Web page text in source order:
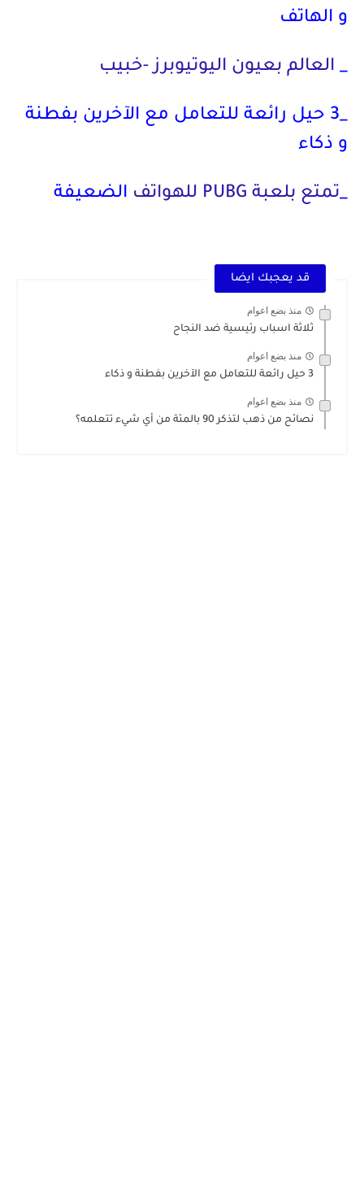
و الهاتف
_ العالم بعيون اليوتيوبرز -خبيب
_
3 حيل رائعة للتعامل مع الآخرين بفطنة
و ذكاء
_تمتع بلعبة PUBG للهواتف الضعيفة
قد يعجبك ايضا
منذ بضع اعوام
ثلاثة اسباب رئيسية ضد النجاح
منذ بضع اعوام
3 حيل رائعة للتعامل مع الآخرين بفطنة و ذكاء
منذ بضع اعوام
نصائح من ذهب لتذكر 90 بالمئة من أي شيء تتعلمه؟